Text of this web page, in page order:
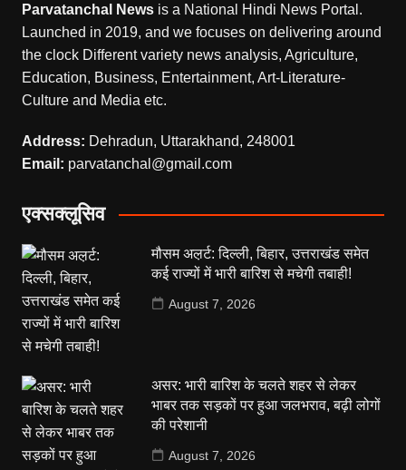
Parvatanchal Newsis a National Hindi News Portal.
Launched in 2019, and we focuses on delivering around
the clock Different variety news analysis, Agriculture,
Education, Business, Entertainment, Art-Literature-
Culture and Media etc.
Address: Dehradun, Uttarakhand, 248001
Email: parvatanchal@gmail.com
एक्सक्लूसिव
मौसम अल़र्ट: दिल्ली, बिहार, उत्तराखंड समेत
कई राज्यों में भारी बारिश से मचेगी तबाही!
August 7, 2026
असर: भारी बारिश के चलते शहर से लेकर
भाबर तक सड़कों पर हुआ जलभराव, बढ़ी लोगों
की परेशानी
August 7, 2026